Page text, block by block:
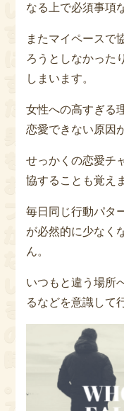
なる上で必須事項
またマイペースで
ろうとしなかった
しまいます。
女性への高すぎる
恋愛できない原因
せっかくの恋愛チ
協することも覚え
毎日同じ行動パタ
が必然的に少なく
ん。
いつもと違う場所
るなどを意識して